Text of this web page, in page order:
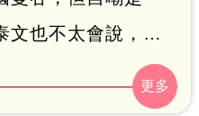
文也不太會說，每
講泰語，讓海關覺
曾經被帶到小黑屋